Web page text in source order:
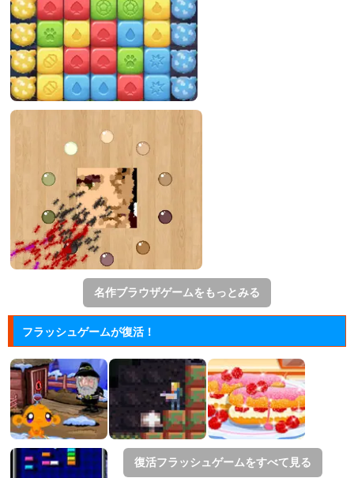
名作ブラウザゲームをもっとみる
フラッシュゲームが復活！
復活フラッシュゲームをすべて見る